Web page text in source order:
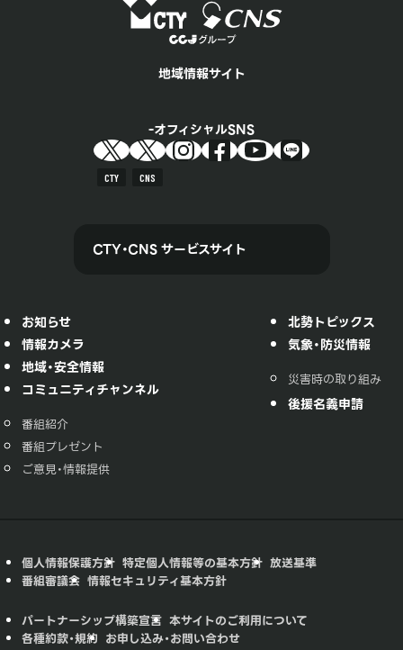
地域情報サイト
オフィシャルSNS
CTY CNS
CTY・CNS サービスサイト
お知らせ
情報カメラ
地域・安全情報
コミュニティチャンネル
番組紹介
番組プレゼント
ご意見・情報提供
北勢トピックス
気象・防災情報
災害時の取り組み
後援名義申請
個人情報保護方針 特定個人情報等の基本方針 放送基準
番組審議会 情報セキュリティ基本方針
パートナーシップ構築宣言 本サイトのご利用について
各種約款・規約 お申し込み・お問い合わせ